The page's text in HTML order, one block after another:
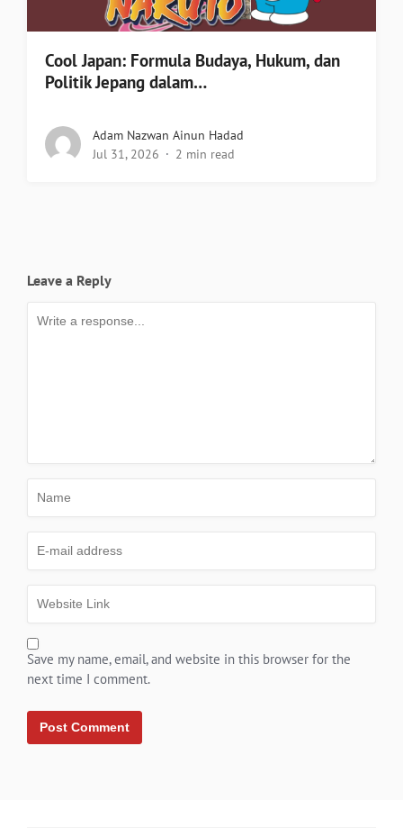
Cool Japan: Formula Budaya, Hukum, dan
Politik Jepang dalam…
Adam Nazwan Ainun Hadad
Jul 31, 2026
2 min read
Leave a Reply
Save my name, email, and website in this browser for the
next time I comment.